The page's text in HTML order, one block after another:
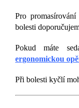
Pro
bolesti
Pokud máte
ergonomickou
Při bolesti kyčlí